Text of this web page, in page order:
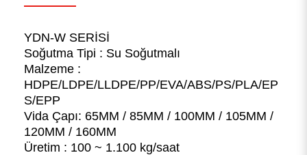
0sonuç bulundu
YDN-W SERİSİ
Soğutma Tipi : Su Soğutmalı
Malzeme :
HDPE/LDPE/LLDPE/PP/EVA/ABS/PS/PLA/EP
S/EPP
Vida Çapı: 65MM / 85MM / 100MM / 105MM /
120MM / 160MM
Üretim : 100 ~ 1.100 kg/saat